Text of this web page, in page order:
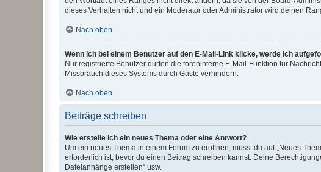
dieses Verhalten nicht und ein Moderator oder Administrator wird deinen
Nach oben
Wenn ich bei einem Benutzer auf den E-Mail-Link klicke, werde ich
Nur registrierte Benutzer dürfen die foreninterne E-Mail-Funktion für
Missbrauch dieses Systems durch Gäste verhindern.
Nach oben
Beiträge schreiben
Wie erstelle ich ein neues Thema oder eine Antwort?
Um ein neues Thema in einem Forum zu eröffnen, musst du auf „Neues
erforderlich ist, bevor du einen Beitrag schreiben kannst. Deine
Dateianhänge erstellen“ usw.